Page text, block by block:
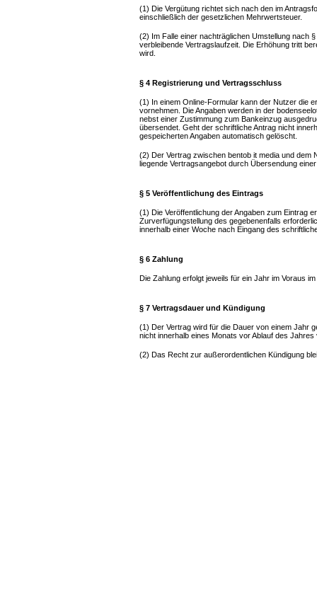
(1) Die Vergütung richtet sich nach den im
einschließlich der gesetzlichen Mehrwertsteuer.
(2) Im Falle einer nachträglichen Umstellung nach
verbleibende Vertragslaufzeit. Die Erhöhung tritt
wird.
§ 4 Registrierung und Vertragsschluss
(1) In einem Online-Formular kann der Nutzer die
vornehmen. Die Angaben werden in der
nebst einer Zustimmung zum Bankeinzug
übersendet. Geht der schriftliche Antrag nicht
gespeicherten Angaben automatisch gelöscht.
(2) Der Vertrag zwischen bentob it media und dem
liegende Vertragsangebot durch Übersendung
§ 5 Veröffentlichung des Eintrags
(1) Die Veröffentlichung der Angaben zum Eintrag
Zurverfügungstellung des gegebenenfalls
innerhalb einer Woche nach Eingang des
§ 6 Zahlung
Die Zahlung erfolgt jeweils für ein Jahr im Voraus
§ 7 Vertragsdauer und Kündigung
(1) Der Vertrag wird für die Dauer von einem Jahr
nicht innerhalb eines Monats vor Ablauf des
(2) Das Recht zur außerordentlichen Kündigung